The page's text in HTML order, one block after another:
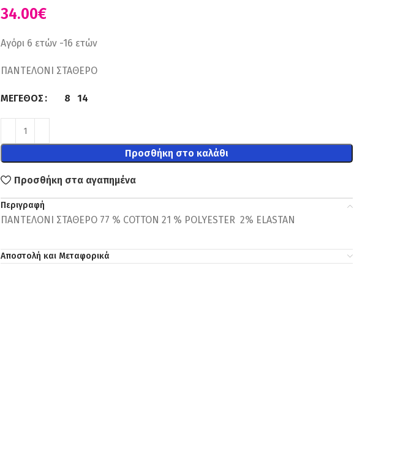
€
Αγόρι 6 ετών -16 ετών
ΠΑΝΤΕΛΟΝΙ ΣΤΑΘΕΡΟ
ΜΈΓΕΘΟΣ 8 14
Προσθήκη στο καλάθι
Προσθήκη στα αγαπημένα
Περιγραφή
ΠΑΝΤΕΛΟΝΙ ΣΤΑΘΕΡΟ 77 % COTTON 21 % POLYESTER 2% ELASTAN
Αποστολή και Μεταφορικά